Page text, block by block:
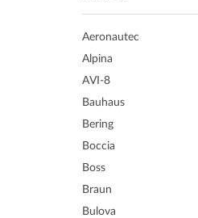
Aeronautec
Alpina
AVI-8
Bauhaus
Bering
Boccia
Boss
Braun
Bulova